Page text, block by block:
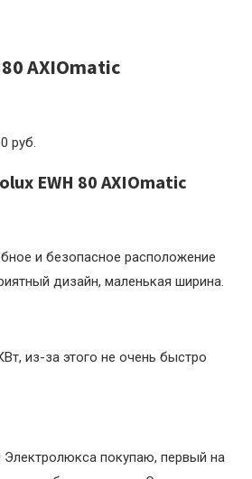
AXIOmatic
руб.
EWH 80 AXIOmatic
и безопасное расположение
дизайн, маленькая ширина.
из-за этого не очень быстро
покупаю, первый на